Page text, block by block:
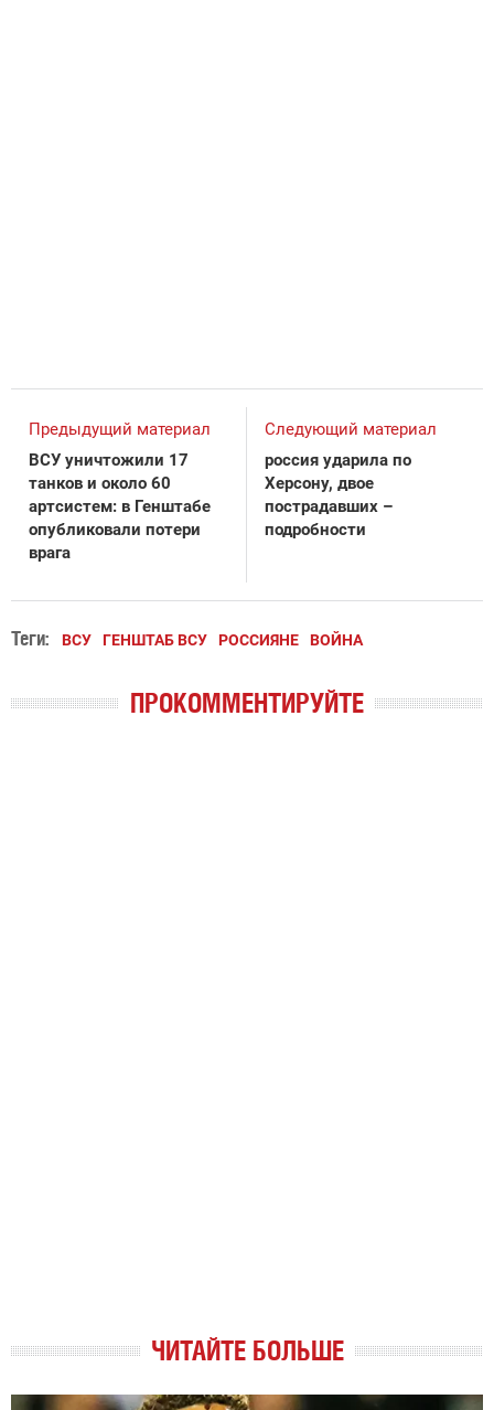
Предыдущий материал
ВСУ уничтожили 17
танков и около 60
артсистем: в Генштабе
опубликовали потери
врага
Следующий материал
россия ударила по
Херсону, двое
пострадавших –
подробности
Теги: ВСУ ГЕНШТАБ ВСУ РОССИЯНЕ ВОЙНА
ПРОКОММЕНТИРУЙТЕ
ЧИТАЙТЕ БОЛЬШЕ